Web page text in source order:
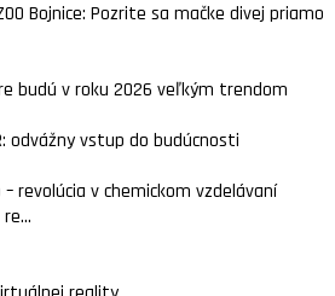
Bojnice: Pozrite sa mačke divej priamo
budú v roku 2026 veľkým trendom
odvážny vstup do budúcnosti
– revolúcia v chemickom vzdelávaní